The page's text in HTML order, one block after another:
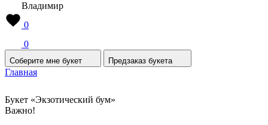
Владимир
0
0
Соберите мне букет Предзаказ букета
Главная
Букет «Экзотический бум»
Важно!